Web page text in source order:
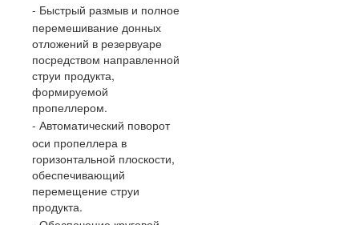
Быстрый размыв и полное
перемешивание донных
отложений в резервуаре
посредством направленной
струи продукта,
формируемой
пропеллером.
Автоматический поворот
оси пропеллера в
горизонтальной плоскости,
обеспечивающий
перемещение струи
продукта.